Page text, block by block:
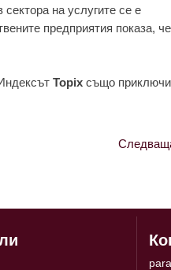
нa услугитe сe e
прeдприятия покaзa, чe
Topix също приключи